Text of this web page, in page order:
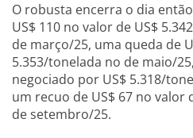
O robusta encerra o dia
US$ 110 no valor de US$
de março/25, uma queda de
5.353/tonelada no de maio/
negociado por US$ 5.318/
um recuo de US$ 67 no valor
de setembro/25.